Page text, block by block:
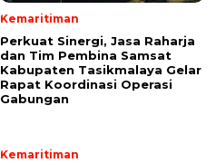
Kemaritiman
Perkuat Sinergi, Jasa Raharja
dan Tim Pembina Samsat
Kabupaten Tasikmalaya Gelar
Rapat Koordinasi Operasi
Gabungan
Kemaritiman